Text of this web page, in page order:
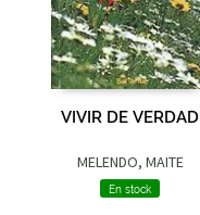
VIVIR DE VERDAD
MELENDO, MAITE
En stock